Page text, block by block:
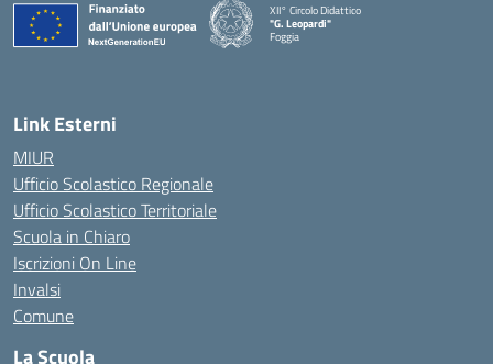
XII° Circolo Didattico
"G. Leopardi"
Foggia
— Visita la pagina iniziale della scuola
Link Esterni
MIUR
Ufficio Scolastico Regionale
Ufficio Scolastico Territoriale
Scuola in Chiaro
Iscrizioni On Line
Invalsi
Comune
La Scuola